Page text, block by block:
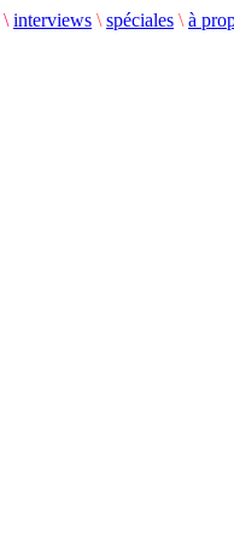
\ interviews \ spéciales \ à